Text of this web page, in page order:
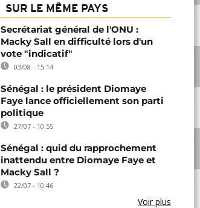
SUR LE MÊME PAYS
Secrétariat général de l'ONU :
Macky Sall en difficulté lors d'un
vote "indicatif"
03/08 - 15:14
Sénégal : le président Diomaye
Faye lance officiellement son parti
politique
27/07 - 10:55
Sénégal : quid du rapprochement
inattendu entre Diomaye Faye et
Macky Sall ?
22/07 - 10:46
Voir plus